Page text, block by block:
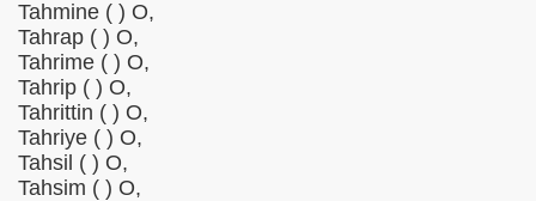
Tahmine ( ) O,
Tahrap ( ) O,
Tahrime ( ) O,
Tahrip ( ) O,
Tahrittin ( ) O,
Tahriye ( ) O,
Tahsil ( ) O,
Tahsim ( ) O,